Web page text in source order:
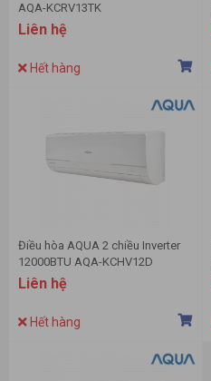
AQA-KCRV13TK
Liên hệ
Hết hàng
Điều hòa AQUA 2 chiều Inverter
12000BTU AQA-KCHV12D
Liên hệ
Hết hàng